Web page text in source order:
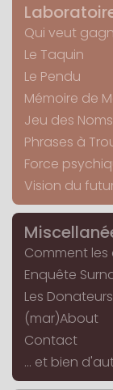
Qui veut
Le Taquin
Le Pendu
Mémoire de
Jeu des Noms
Phrases à
Force
Vision du
Comment
Enquête
Les Donateurs
(mar)About
Contact
... et bien